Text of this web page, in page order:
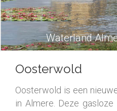
Waterland
Oosterwold
Oosterwold is een
in Almere. Deze